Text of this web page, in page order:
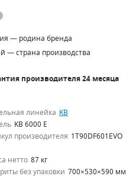
— родина бренда
— страна производства
производителя24 месяца
линейка KB
KB 6000 E
производителя 1T90DF601EVO
нетто 87 кг
без упаковки 700×530×590 мм